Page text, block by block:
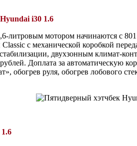
i30 1.6
литровым мотором начинаются с
Classic с механической коробкой
двухзонным климат-
Доплата за автоматическую
обогрев руля, обогрев лобового